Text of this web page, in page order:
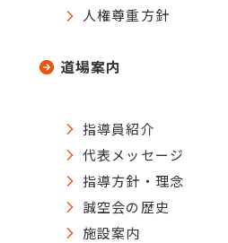
道場案内
指導員紹介
代表メッセージ
指導方針・理念
誠空会の歴史
施設案内
人権尊重方針